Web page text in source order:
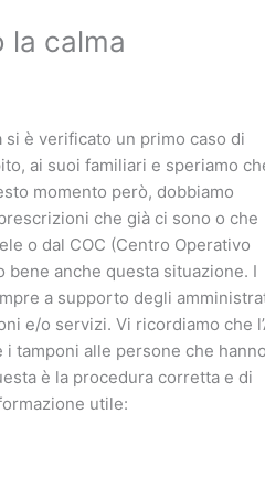
la calma
è verificato un primo caso di
ai suoi familiari e speriamo
momento però, dobbiamo
che già ci sono o che
o dal COC (Centro Operativo
bene anche questa situazione. I
a supporto degli
e/o servizi. Vi ricordiamo che
tamponi alle persone che hanno
è la procedura corretta e di
utile: